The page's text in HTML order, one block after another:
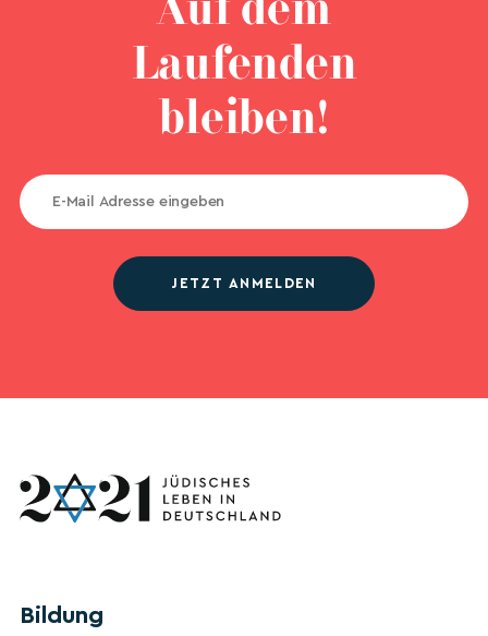
Auf dem
Laufenden
bleiben!
JETZT ANMELDEN
Bildung